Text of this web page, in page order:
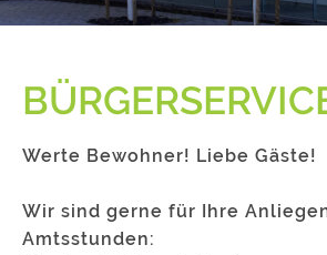
Werte Bewohner! Liebe Gäste!
Wir sind gerne für Ihre
Amtsstunden: